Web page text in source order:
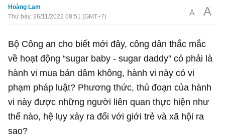
Hoàng Lam
Thứ bảy, 26/11/2022 08:51 (GMT+7)
A A
Bộ Công an cho biết mới đây, công dân thắc mắc
về hoạt động “sugar baby - sugar daddy” có phải là
hành vi mua bán dâm không, hành vi này có vi
phạm pháp luật? Phương thức, thủ đoạn của hành
vi này được những người liên quan thực hiện như
thế nào, hệ lụy xảy ra đối với giới trẻ và xã hội ra
sao?